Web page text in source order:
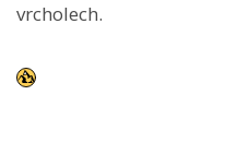
vrcholech.